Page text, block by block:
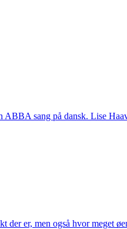
sang på dansk. Lise
er, men også hvor meget